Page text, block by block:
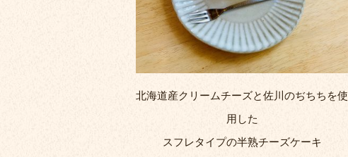
北海道産クリームチーズと佐川のぢちちを使
用した
スフレタイプの半熟チーズケーキ